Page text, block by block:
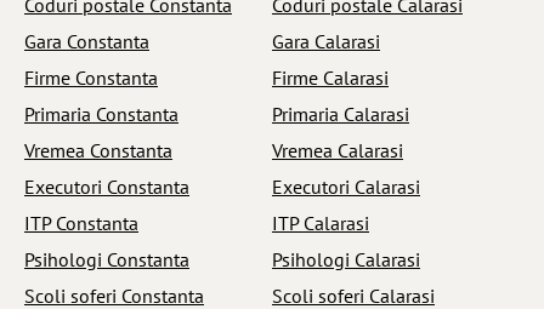
Gara Constanta
Firme Constanta
Primaria Constanta
Vremea Constanta
Executori Constanta
ITP Constanta
Psihologi Constanta
Scoli soferi Constanta
Gara Calarasi
Firme Calarasi
Primaria Calarasi
Vremea Calarasi
Executori Calarasi
ITP Calarasi
Psihologi Calarasi
Scoli soferi Calarasi